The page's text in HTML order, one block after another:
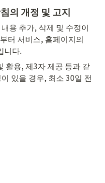
의 개정 및 고지
용 추가, 삭제 및 수정이
터 서비스, 홈페이지의
니다.
활용, 제3자 제공 등과 같
있을 경우, 최소 30일 전